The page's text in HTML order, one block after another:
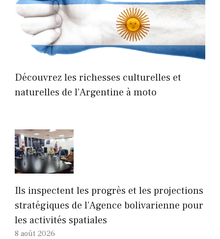
Découvrez les richesses culturelles et
naturelles de l’Argentine à moto
Ils inspectent les progrès et les projections
stratégiques de l’Agence bolivarienne pour
les activités spatiales
8 août 2026